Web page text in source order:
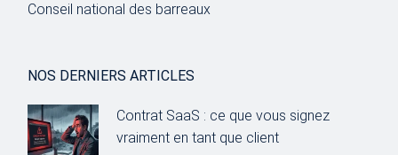
Conseil national des barreaux
NOS DERNIERS ARTICLES
Contrat SaaS : ce que vous signez
vraiment en tant que client